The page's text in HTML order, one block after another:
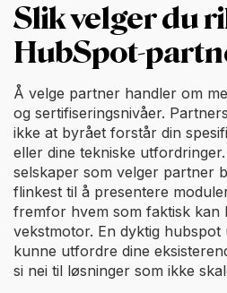
Slik velger du
HubSpot-
Å velge partner handler om
og sertifiseringsnivåer.
ikke at byrået forstår din
eller dine tekniske
selskaper som velger partner
flinkest til å presentere
fremfor hvem som faktisk kan
vekstmotor. En dyktig hubspot
kunne utfordre dine
si nei til løsninger som ikke